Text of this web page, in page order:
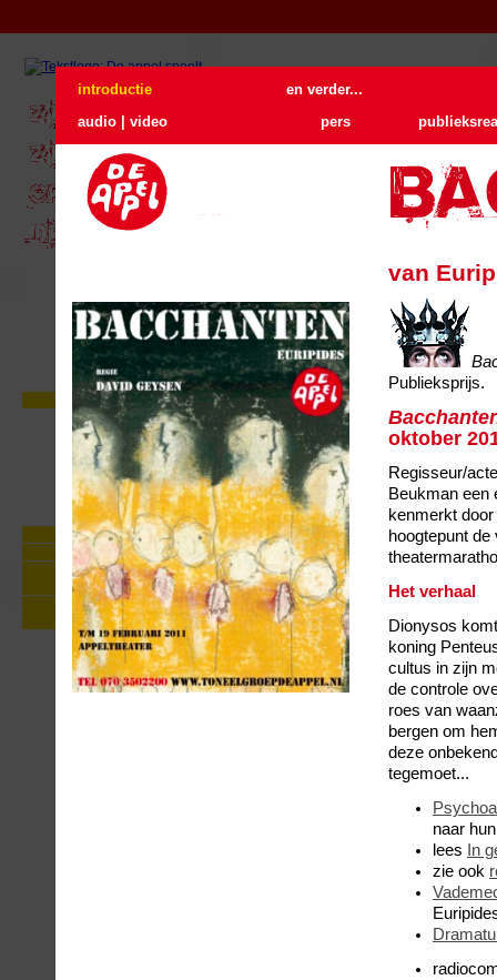
Zie De Appel buiten
In juni gaan we naar buiten. Drie
locatievoorstellingen op loopafstand
van elkaar. Met één kaartje kunt u
drie voorstellingen zien.
Lees verder...
Foto's Zie De Appel Buiten
Persreacties Zie de mens
Over Zie de mens: geschiedenis,
stuk, personages, achtergronden
Nieuw educatief aanbod rond Zie de
mens
introductie
en verder...
audio | video
pers
van
Publieksprijs.
oktober
Regisseur/
Beukman een
kenmerkt
hoogtepunt
Het verhaal
Dionysos
koning
cultus in zijn
de controle
roes van
bergen om
deze
tegemoet...
naar
lees
In
zie ook